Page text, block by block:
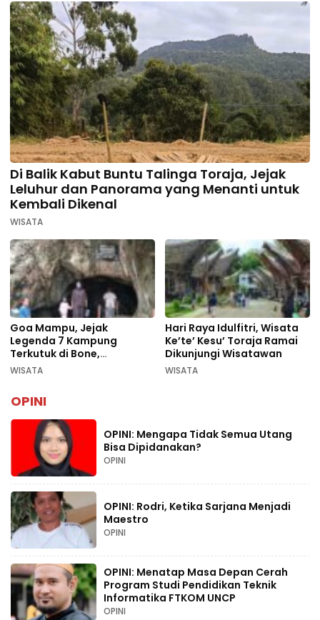
Di Balik Kabut Buntu Talinga Toraja, Jejak
Leluhur dan Panorama yang Menanti untuk
Kembali Dikenal
WISATA
Goa Mampu, Jejak
Legenda 7 Kampung
Terkutuk di Bone,
Rekomendasi Liburan
WISATA
Hari Raya Idulfitri, Wisata
Ke’te’ Kesu’ Toraja Ramai
Dikunjungi Wisatawan
WISATA
OPINI
OPINI: Mengapa Tidak Semua Utang
Bisa Dipidanakan?
OPINI
OPINI: Rodri, Ketika Sarjana Menjadi
Maestro
OPINI
OPINI: Menatap Masa Depan Cerah
Program Studi Pendidikan Teknik
Informatika FTKOM UNCP
OPINI